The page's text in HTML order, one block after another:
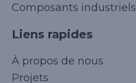
Composants industriels
Liens rapides
À propos de nous
Projets